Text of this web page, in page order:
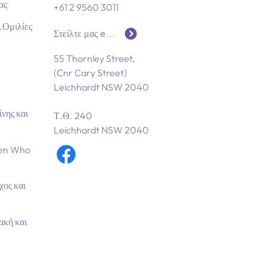
και
Who
και
και
+61 2 9560 3011
Στείλτε μας email
55 Thornley Street,
(Cnr Cary Street)
Leichhardt NSW 2040
Τ.Θ. 240
Leichhardt NSW 2040